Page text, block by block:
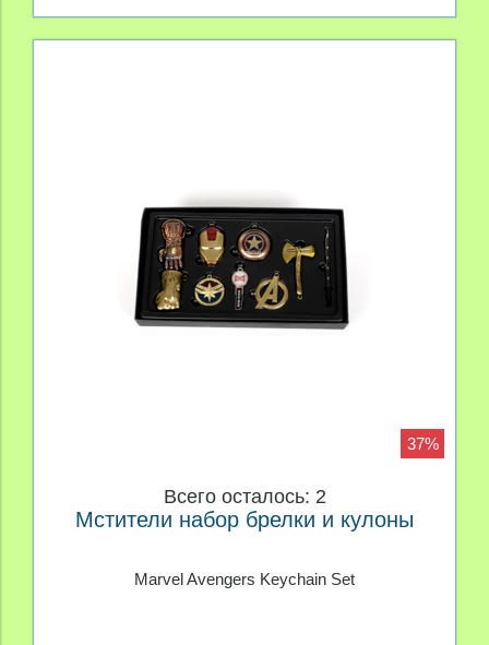
37%
Всего осталось: 2
Мстители набор брелки и кулоны
Marvel Avengers Keychain Set